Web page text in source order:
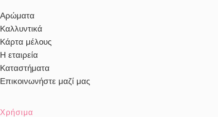
Αρώματα
Καλλυντικά
Κάρτα μέλους
Η εταιρεία
Καταστήματα
Επικοινωνήστε μαζί μας
Χρήσιμα